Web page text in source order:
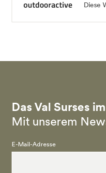
Diese
Das Val Surses
Mit unserem
E-Mail-Adresse